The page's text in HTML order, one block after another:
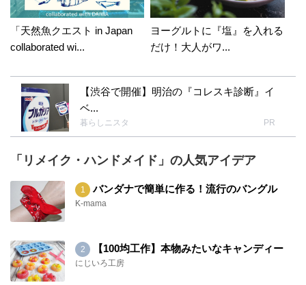
「天然魚クエスト in Japan
collaborated wi...
ヨーグルトに『塩』を入れる
だけ！大人がワ...
【渋谷で開催】明治の『コレスキ診断』イ
ベ...
暮らしニスタ PR
「リメイク・ハンドメイド」の人気アイデア
バンダナで簡単に作る！流行のバングル
K-mama
【100均工作】本物みたいなキャンディー
にじいろ工房